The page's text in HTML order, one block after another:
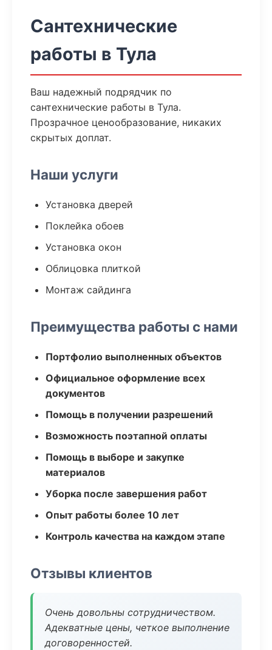
Сантехнические
работы в Тула
Ваш надежный подрядчик по
сантехнические работы в Тула.
Прозрачное ценообразование, никаких
скрытых доплат.
Наши услуги
Установка дверей
Поклейка обоев
Установка окон
Облицовка плиткой
Монтаж сайдинга
Преимущества работы с нами
Портфолио выполненных объектов
Официальное оформление всех
документов
Помощь в получении разрешений
Возможность поэтапной оплаты
Помощь в выборе и закупке
материалов
Уборка после завершения работ
Опыт работы более 10 лет
Контроль качества на каждом этапе
Отзывы клиентов
Очень довольны сотрудничеством.
Адекватные цены, четкое выполнение
договоренностей.